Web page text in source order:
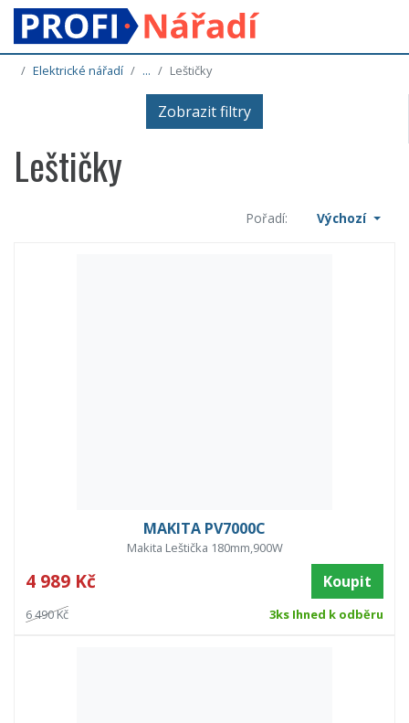
Elektrické nářadí ... Leštičky
Zobrazit filtry
Leštičky
Pořadí: Výchozí
MAKITA PV7000C
Makita Leštička 180mm,900W
4 989 Kč Koupit
6 490 Kč 3ks Ihned k odběru